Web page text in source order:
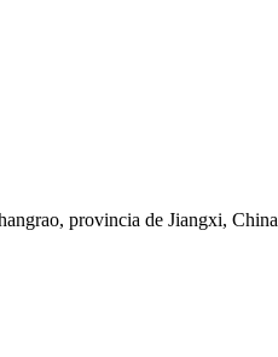
provincia de Jiangxi, China